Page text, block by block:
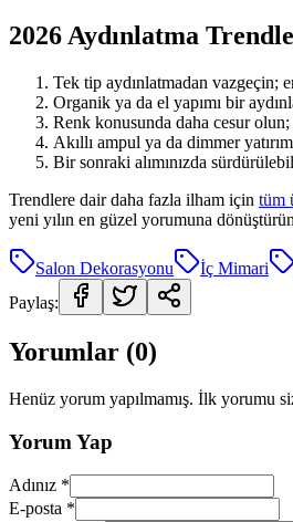
2026 Aydınlatma
Tek tip aydınlatmadan vazgeçin;
Organik ya da el yapımı bir
Renk konusunda daha cesur
Akıllı ampul ya da dimmer
Bir sonraki alımınızda
Trendlere dair daha fazla ilham için tüm
yeni yılın en güzel yorumuna
Salon Dekorasyonu İç Mimari
Paylaş:
Yorumlar (0)
Henüz yorum yapılmamış. İlk yorumu
Yorum Yap
Adınız *
E-posta *